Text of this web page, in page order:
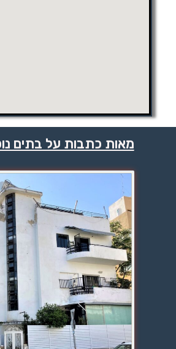
מאות כתבות על בתים